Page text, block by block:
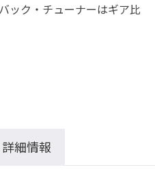
ック・チューナーはギア比
詳細情報